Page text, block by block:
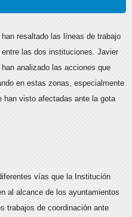
resaltado las líneas de trabajo
las dos instituciones. Javier
analizado las acciones que
en estas zonas, especialmente
han visto afectadas ante la gota
vías que la Institución
al alcance de los ayuntamientos
trabajos de coordinación ante